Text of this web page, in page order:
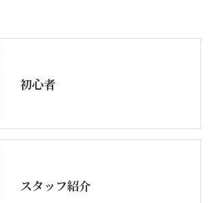
初心者
スタッフ紹介